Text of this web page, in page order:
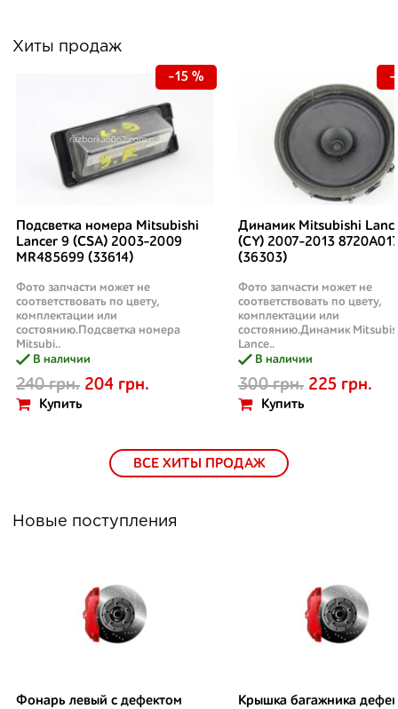
Хиты продаж
Подсветка номера Mitsubishi
Lancer 9 (CSA) 2003-2009
MR485699 (33614)
Фото запчасти может не
соответствовать по цвету,
комплектации или
состоянию.Подсветка номера
Mitsubi..
В наличии
240 грн. 204 грн.
Купить
-15 %
Динамик Mitsubishi
(CY) 2007-2013
(36303)
Фото запчасти может не
соответствовать по цвету,
комплектации или
состоянию.Динамик
Lance..
В наличии
300 грн. 225 грн.
Купить
-
ВСЕ ХИТЫ ПРОДАЖ
Новые поступления
Фонарь левый с дефектом
Крышка багажника